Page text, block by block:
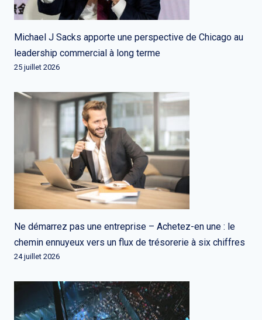
Michael J Sacks apporte une perspective de Chicago au
leadership commercial à long terme
25 juillet 2026
Ne démarrez pas une entreprise – Achetez-en une : le
chemin ennuyeux vers un flux de trésorerie à six chiffres
24 juillet 2026